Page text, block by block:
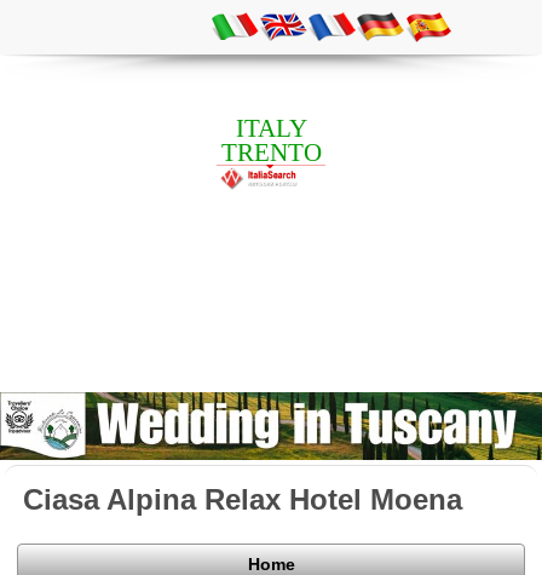
ITALY
TRENTO
Ciasa Alpina Relax Hotel Moena
Home